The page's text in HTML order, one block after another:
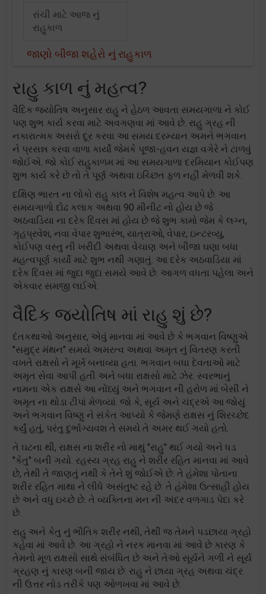
રાંચી માટે આજ નું
રાહુકાળ
જાણો બીજા શહેરો નું રાહુકાળ
રાહુ કાળ નું મહત્વ?
વૈદિક જ્યોતિષ અનુસાર રાહુ ને હેઠળ આવતા સમયગાળા ને કોઈ
પણ શુભ કાર્ય કરવા માટે અવગણવા માં આવે છે. રાહુ ગ્રહ ની
નકારાત્મક અસરો દૂર કરવા આ સમય દરમ્યાન અમને ભગવાન
ને પ્રસન્ન કરવા વાળા કાર્યો જેમકે પૂજા-હવન યજ્ઞ વગેરે ને ટાળવું
જોઈએ. જો કોઈ રાહુકાળમ માં આ સમયગાળા દરમિયાન કોઈપણ
શુભ કાર્ય કરે છે તો તે પૂર્ણ અથવા ઇચ્છિત ફળ નહીં મેળવી શકે.
દક્ષિણ ભારત ના લોકો રાહુ કાલ ને વિશેષ મહત્વ આપે છે. આ
સમયગાળો દોઢ કલાક અથવા 90 મીનીટ નો હોય છે જે
અઠવાડિયા ના દરેક દિવસ માં હોય છે જે શુભ કામો જેમ કે લગ્ન,
ગૃહપ્રવેશ, નવા વેપાર શુભારંભ, યાત્રાઓ, વેપાર, ઇન્ટરવ્યુ,
કોઈપણ વસ્તુ ની ખરીદી અથવા વેચાણ અને બીજા ઘણા બધા
મહત્વપૂર્ણ કાર્યો માટે શુભ નથી ગણાતું. આ દરેક અઠવાડિયા માં
દરેક દિવસ માં જુદા જુદા સમયે આવે છે. આગળ વધતા પહેલા અને
એકવાર સમજી લઈએ:
વૈદિક જ્યોતિષ માં રાહુ શું છે?
દંતકથાઓ અનુસાર, એવું માનવા માં આવે છે કે ભગવાન વિષ્ણુએ
"સમુદ્ર મંથન" સમયે અમરત્વ અથવા અમૃત નું વિતરણ કરતી
વખતે રાક્ષસો ને મૂર્ખ બનાવ્યા હતા. ભગવાન બધા દેવતાઓ માટે
અમૃત સેવા આપી હતી અને બધા રાક્ષસો માટે ઝેર. સ્વરભાનું
નામના એક રાક્ષસે આ નોંધ્યું અને ભગવાન ની હરોળ માં બેસી ને
અમૃત ના થોડા ટીપાં મેળવ્યાં. જો કે, સૂર્ય અને ચંદ્રએ આ જોયું
અને ભગવાન વિષ્ણુ ને સંકેત આપ્યો કે જેમણે રાક્ષસ નું શિરચ્છેદ
કર્યું હતું, પરંતુ દુર્ભાગ્યવશ તે સમયે તે અમર થઈ ગયો હતો.
તે ઘટના થી, રાક્ષસ ના શરીર નો માથું "રાહુ" થઈ ગયો અને ધડ
"કેતુ" બની ગયો. રહસ્ય ગ્રહ રાહુ ને શરીર રહિત માનવા માં આવે
છે, તેથી તે જાણતું નથી કે તેને શું જોઈએ છે. તે હંમેશા પોતાના
શરીર રહિત માથા ને લીધે અસંતુષ્ટ રહે છે. તે હંમેશા ઉત્સાહી હોય
છે અને વધુ ઇચ્છે છે. તે વ્યક્તિના મન ની અંદર વળગાડ પેદા કરે
છે.
રાહુ અને કેતુ નું ભૌતિક શરીર નથી, તેથી જ તેમને પડછાયા ગ્રહો
કહેવા માં આવે છે. આ ગ્રહો ને નરક માનવા માં આવે છે કારણ કે
તેમનો મૂળ રાક્ષસો સાથે સંબંધિત છે અને તેઓ સૂર્યને ગળી ને સૂર્ય
ગ્રહણ નું કારણ બની જાય છે. રાહુ ને છાયા ગ્રહ અથવા ચંદ્ર
ની ઉત્તર નોડ તરીકે પણ ઓળખવા માં આવે છે.